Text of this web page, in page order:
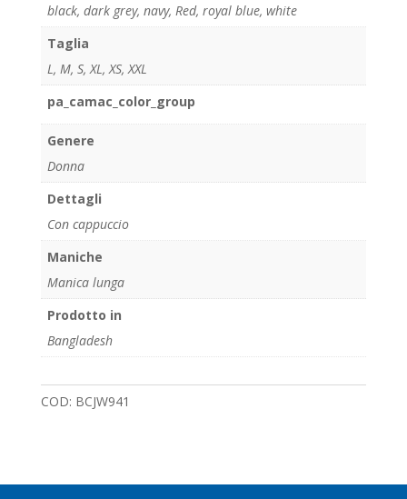
black, dark grey, navy, Red, royal blue, white
Taglia
L , M, S, XL , XS, XXL
pa_camac_color_group
Genere
Donna
Dettagli
Con cappuccio
Maniche
Manica lunga
Prodotto in
Bangladesh
COD: BCJW941